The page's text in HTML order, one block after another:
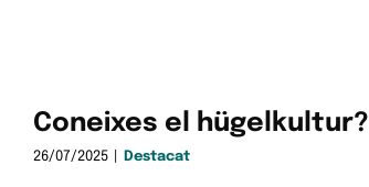
Coneixes el hügelkultur?
26/07/2025 Destacat